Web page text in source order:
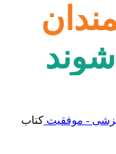
- موفقیت کتاب